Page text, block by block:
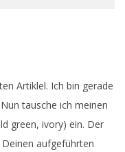
Artiklel. Ich bin gerade
tausche ich meinen
green, ivory) ein. Der
aufgeführten